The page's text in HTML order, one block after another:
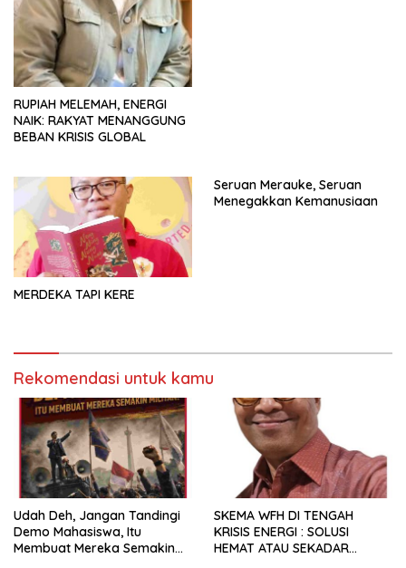
RUPIAH MELEMAH, ENERGI
NAIK: RAKYAT MENANGGUNG
BEBAN KRISIS GLOBAL
MERDEKA TAPI KERE
Seruan Merauke, Seruan
Menegakkan Kemanusiaan
Rekomendasi untuk kamu
Udah Deh, Jangan Tandingi
Demo Mahasiswa, Itu
Membuat Mereka Semakin
SKEMA WFH DI TENGAH
KRISIS ENERGI : SOLUSI
HEMAT ATAU SEKADAR